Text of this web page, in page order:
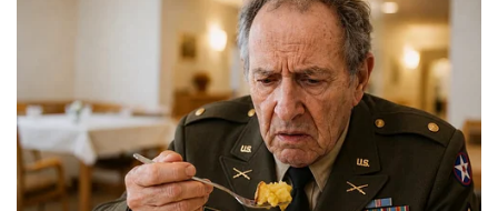
अगस्त 2022 में दाखिल दूसरी सप्लीमेंट्री चार्जशीट में उन्हें भी